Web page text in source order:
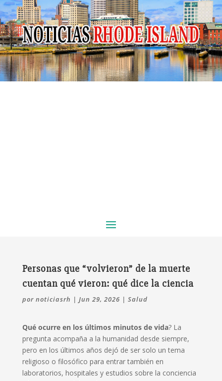
Personas que “volvieron” de la muerte
cuentan qué vieron: qué dice la ciencia
por noticiasrh | Jun 29, 2026 | Salud
Qué ocurre en los últimos minutos de vida? La
pregunta acompaña a la humanidad desde siempre,
pero en los últimos años dejó de ser solo un tema
religioso o filosófico para entrar también en
laboratorios, hospitales y estudios sobre la conciencia